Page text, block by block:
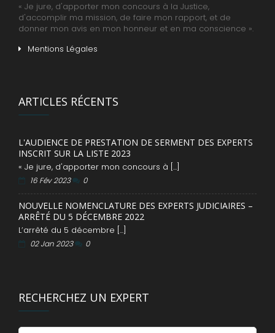
« Je jure, d'apporter mon concours à la Justice,
d'accomplir ma mission, de faire mon rapport, et de
donner mon avis en mon honneur et en ma conscience ».
Mentions Légales
ARTICLES RÉCENTS
L'AUDIENCE DE PRESTATION DE SERMENT DES EXPERTS
INSCRIT SUR LA LISTE 2023
« Je jure, d'apporter mon concours à [...]
16 Fév 2023 0
NOUVELLE NOMENCLATURE DES EXPERTS JUDICIAIRES –
ARRÊTÉ DU 5 DÉCEMBRE 2022
L’arrêté du 5 décembre [...]
02 Jan 2023 0
RECHERCHEZ UN EXPERT